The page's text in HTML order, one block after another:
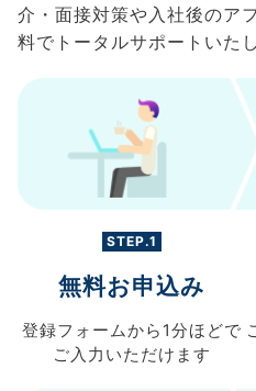
介・面接対策や入社後のア
料でトータルサポートいたし
STEP.1
無料お申込み
登録フォームから 1分ほどで
ご入力 いただけます